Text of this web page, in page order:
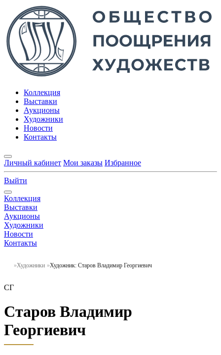
Коллекция
Выставки
Аукционы
Художники
Новости
Контакты
Личный кабинет Мои заказы Избранное
Выйти
Коллекция
Выставки
Аукционы
Художники
Новости
Контакты
Художники Художник: Старов Владимир Георгиевич
СГ
Старов Владимир
Георгиевич